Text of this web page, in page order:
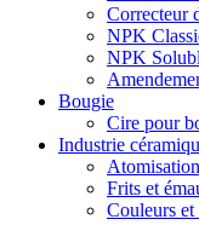
Correcteur
NPK
NPK
Bougie
Cire pour
Industrie
Frits et
Couleurs et